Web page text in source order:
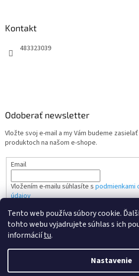
Tento web používa súbory cookie.
tohto webu vyjadrujete súhlas s ich
informáciítu.
Nastavenie
Kontakt
483323039
Odoberať newsletter
Vložte svoj e-mail a my Vám budeme
produktoch na našom e-shope.
Email
Vložením e-mailu súhlasíte s podmienkami
údajov
PRIHLÁSIŤ SA
Vytvoril